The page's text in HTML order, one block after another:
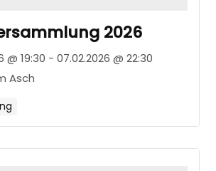
2026
@ 19:30 - 07.02.2026 @ 22:30
Asch